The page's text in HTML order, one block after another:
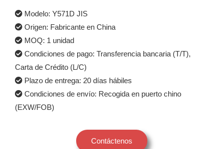
Modelo: Y571D JIS
Origen: Fabricante en China
MOQ: 1 unidad
Condiciones de pago: Transferencia bancaria (T/T),
Carta de Crédito (L/C)
Plazo de entrega: 20 días hábiles
Condiciones de envío: Recogida en puerto chino
(EXW/FOB)
Contáctenos